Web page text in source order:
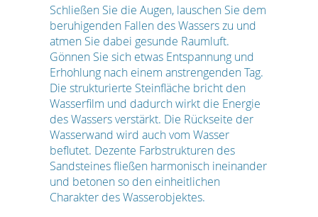
Schließen Sie die Augen, lauschen Sie dem
beruhigenden Fallen des Wassers zu und
atmen Sie dabei gesunde Raumluft.
Gönnen Sie sich etwas Entspannung und
Erhohlung nach einem anstrengenden Tag.
Die strukturierte Steinfläche bricht den
Wasserfilm und dadurch wirkt die Energie
des Wassers verstärkt. Die Rückseite der
Wasserwand wird auch vom Wasser
beflutet. Dezente Farbstrukturen des
Sandsteines fließen harmonisch ineinander
und betonen so den einheitlichen
Charakter des Wasserobjektes.